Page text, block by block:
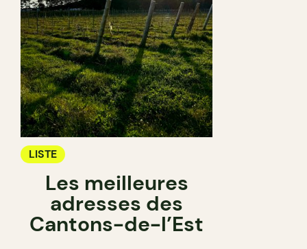
LISTE
Les meilleures
adresses des
Cantons-de-l’Est